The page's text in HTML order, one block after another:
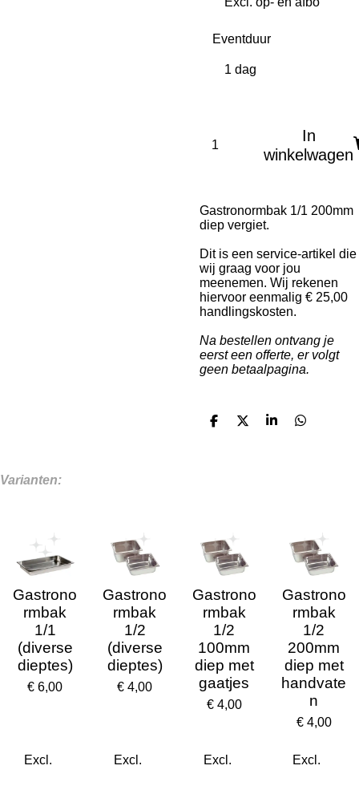
Eventduur
In
winkelwagen
Gastronormbak 1/1 200mm
diep vergiet.
Dit is een service-artikel die
wij graag voor jou
meenemen. Wij rekenen
hiervoor eenmalig € 25,00
handlingskosten.
Na bestellen ontvang je
eerst een offerte, er volgt
geen betaalpagina.
D
D
S
D
Varianten:
Gastrono
rmbak
1/1
(diverse
dieptes)
€ 6,00
Gastrono
rmbak
1/2
(diverse
dieptes)
€ 4,00
Gastrono
rmbak
1/2
100mm
diep met
gaatjes
€ 4,00
Gastrono
rmbak
1/2
200mm
diep met
handvate
n
€ 4,00